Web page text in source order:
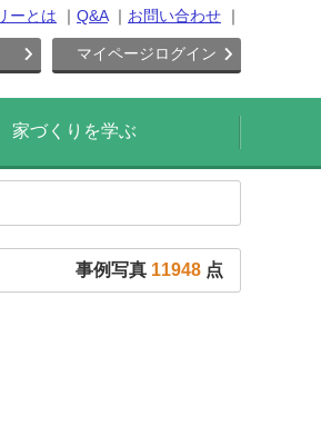
ーとは Q&A お問い合わせ
マイページログイン
家づくりを学ぶ
事例写真 11948 点